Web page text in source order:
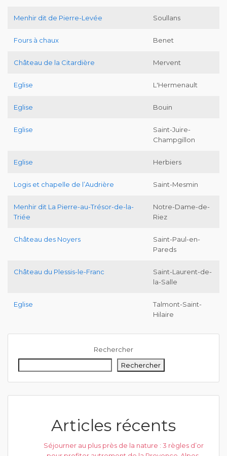
Menhir dit de Pierre-Levée Soullans
Fours à chaux Benet
Château de la Citardière Mervent
Eglise L'Hermenault
Eglise Bouin
Eglise
Saint-Juire-
Champgillon
Eglise Herbiers
Logis et chapelle de l’Audrière Saint-Mesmin
Menhir dit La Pierre-au-Trésor-de-la-
Triée
Notre-Dame-de-
Riez
Château des Noyers
Saint-Paul-en-
Pareds
Château du Plessis-le-Franc
Saint-Laurent-de-
la-Salle
Eglise
Talmont-Saint-
Hilaire
Rechercher
Rechercher
Articles récents
Séjourner au plus près de la nature : 3 règles d’or